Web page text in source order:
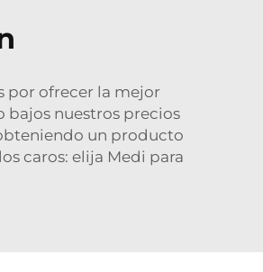
por ofrecer la mejor
bajos nuestros precios
un producto
caros: elija Medi para